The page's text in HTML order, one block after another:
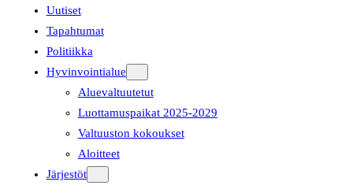
Uutiset
Tapahtumat
Politiikka
Hyvinvointialue
Aluevaltuutetut
Luottamuspaikat 2025-2029
Valtuuston kokoukset
Aloitteet
Järjestöt